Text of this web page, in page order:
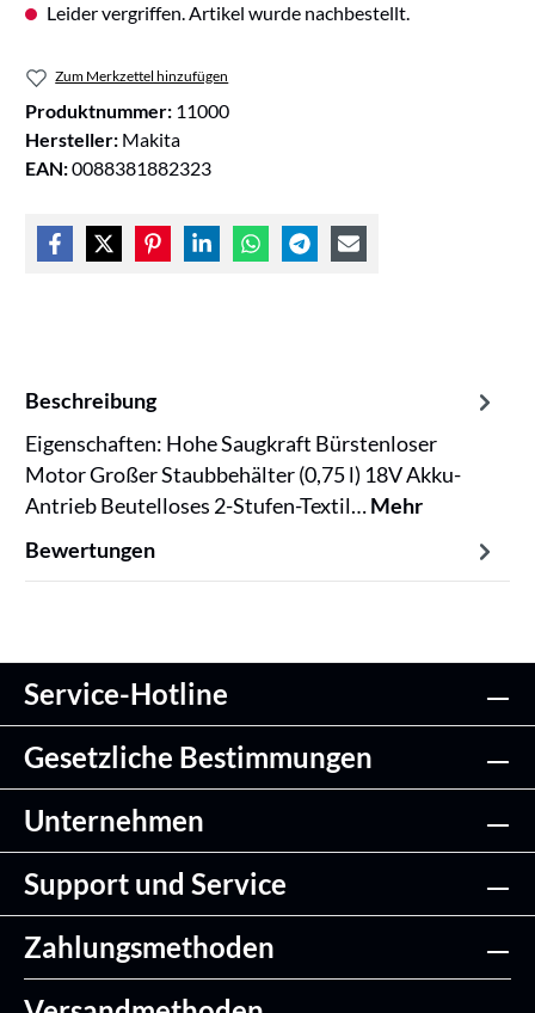
Leider vergriffen. Artikel wurde nachbestellt.
Zum Merkzettel hinzufügen
Produktnummer: 11000
Hersteller: Makita
EAN:0088381882323
Beschreibung
Eigenschaften: Hohe Saugkraft Bürstenloser
Motor Großer Staubbehälter (0,75 l) 18V Akku-
Antrieb Beutelloses 2-Stufen-Textil…Mehr
Bewertungen
Service-Hotline
Gesetzliche Bestimmungen
Unternehmen
Support und Service
Zahlungsmethoden